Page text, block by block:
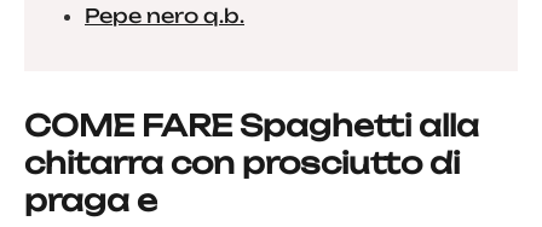
Pepe nero q.b.
COME FARE Spaghetti alla
chitarra con prosciutto di
praga e